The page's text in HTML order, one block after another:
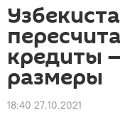
кредиты
размеры
18:40 27.10.2021